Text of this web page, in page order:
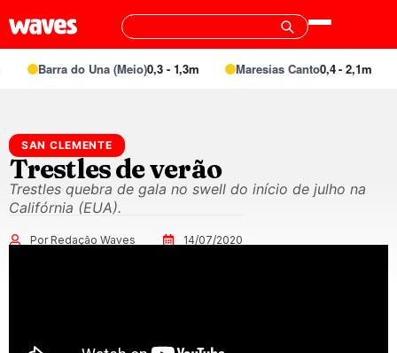
Barra do Una (Meio)0,3 - 1,3m Maresias Canto0,4 - 2,1m
SAN CLEMENTE
Trestles de verão
Trestles quebra de gala no swell do início de julho na
Califórnia (EUA).
Por Redação Waves 14/07/2020